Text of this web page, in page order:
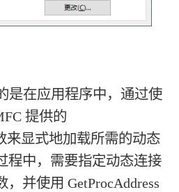
是在应用程序中，通过使
提供的
来显式地加载所需的动态
程中，需要指定动态连接
并使用 GetProcAddress